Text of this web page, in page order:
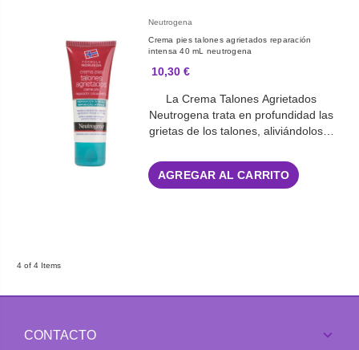
Neutrogena
Crema pies talones agrietados reparación
intensa 40 mL neutrogena
10,30 €
La Crema Talones Agrietados
Neutrogena trata en profundidad las
grietas de los talones, aliviándolos…
AGREGAR AL CARRITO
4 of 4 Items
CONTACTO